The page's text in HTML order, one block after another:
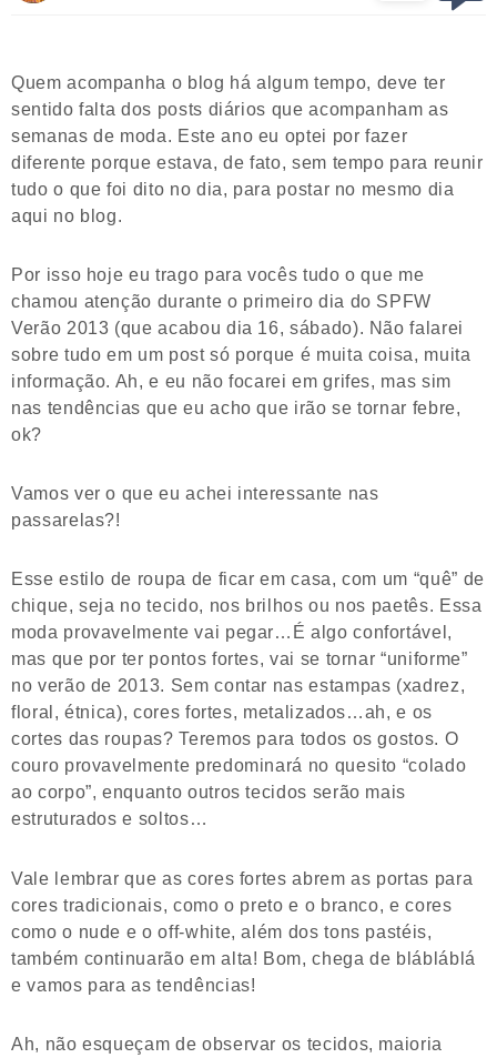
Quem acompanha o blog há algum tempo, deve ter
sentido falta dos posts diários que acompanham as
semanas de moda. Este ano eu optei por fazer
diferente porque estava, de fato, sem tempo para reunir
tudo o que foi dito no dia, para postar no mesmo dia
aqui no blog.
Por isso hoje eu trago para vocês tudo o que me
chamou atenção durante o primeiro dia do SPFW
Verão 2013 (que acabou dia 16, sábado). Não falarei
sobre tudo em um post só porque é muita coisa, muita
informação. Ah, e eu não focarei em grifes, mas sim
nas tendências que eu acho que irão se tornar febre,
ok?
Vamos ver o que eu achei interessante nas
passarelas?!
Esse estilo de roupa de ficar em casa, com um “quê” de
chique, seja no tecido, nos brilhos ou nos paetês. Essa
moda provavelmente vai pegar…É algo confortável,
mas que por ter pontos fortes, vai se tornar “uniforme”
no verão de 2013. Sem contar nas estampas (xadrez,
floral, étnica), cores fortes, metalizados…ah, e os
cortes das roupas? Teremos para todos os gostos. O
couro provavelmente predominará no quesito “colado
ao corpo”, enquanto outros tecidos serão mais
estruturados e soltos…
Vale lembrar que as cores fortes abrem as portas para
cores tradicionais, como o preto e o branco, e cores
como o nude e o off-white, além dos tons pastéis,
também continuarão em alta! Bom, chega de blábláblá
e vamos para as tendências!
Ah, não esqueçam de observar os tecidos, maioria